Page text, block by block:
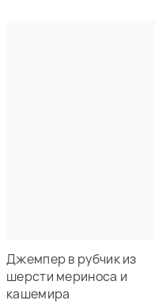
Джемпер в рубчик из
шерсти мериноса и
кашемира